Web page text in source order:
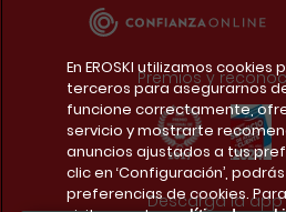
Premios y
Descarga la
En EROSKI utilizamos cookies
terceros para asegurarnos
funcione correctamente,
servicio y mostrarte
anuncios ajustados a tus
clic en ‘Configuración’,
preferencias de cookies.